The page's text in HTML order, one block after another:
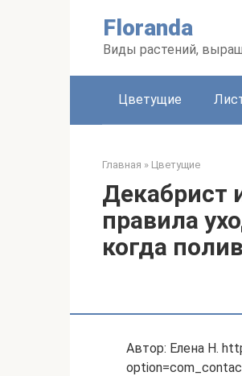
Floranda
Виды растений,
Цветущие
Главная » Цветущие
Декабрист
правила
когда
Автор: Елена Н.